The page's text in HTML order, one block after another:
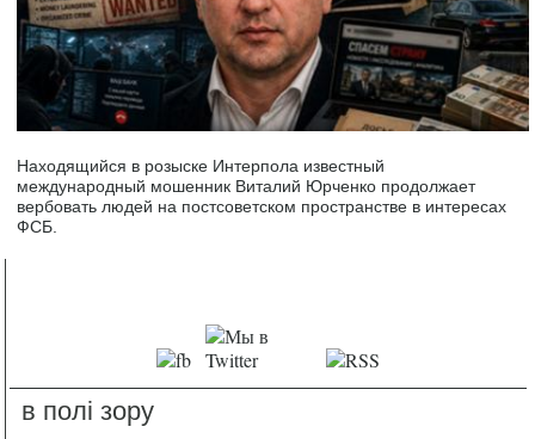
Находящийся в розыске Интерпола известный
международный мошенник Виталий Юрченко продолжает
вербовать людей на постсоветском пространстве в интересах
ФСБ.
в полі зору